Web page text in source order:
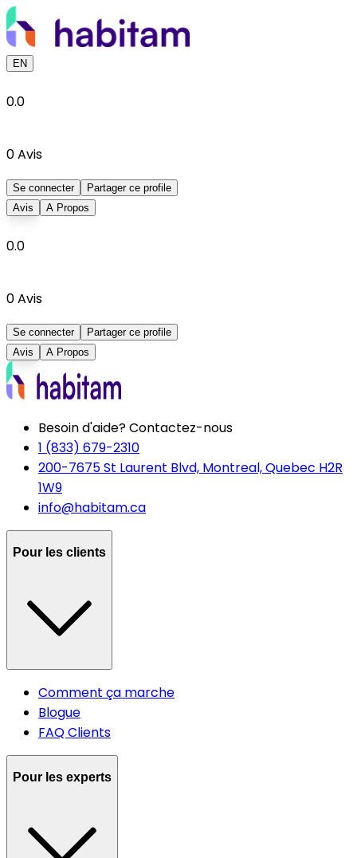
EN
0.0
0Avis
Se connecter
Partager ce profile
Avis
A Propos
0.0
0Avis
Se connecter
Partager ce profile
Avis
A Propos
Besoin d'aide? Contactez-nous
1 (833) 679-2310
200-7675 St Laurent Blvd, Montreal, Quebec H2R
1W9
info@habitam.ca
Pour les clients
Comment ça marche
Blogue
FAQ Clients
Pour les experts